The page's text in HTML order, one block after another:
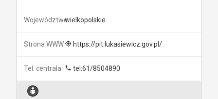
wielkopolskie
https://pit.lukasiewicz.gov.pl/
tel:61/8504890